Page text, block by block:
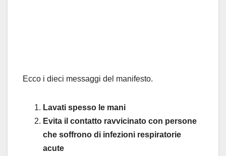
Ecco i dieci messaggi del manifesto.
Lavati spesso le mani
Evita il contatto ravvicinato con persone
che soffrono di infezioni respiratorie
acute